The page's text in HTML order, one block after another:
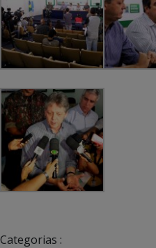
Categorias :